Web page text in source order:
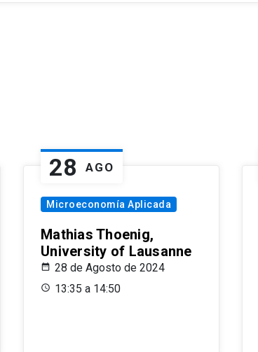
28 AGO
Microeconomía Aplicada
Mathias Thoenig,
University of Lausanne
28 de Agosto de 2024
13:35 a 14:50